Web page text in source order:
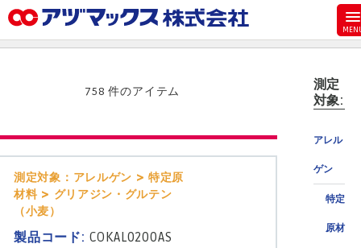
マイページ
主要取扱ブランド
代理店一覧
測定
対象:
アレル
ゲン
特定
原材
758 件のアイテム
測定対象：アレルゲン > 特定原
材料 > グリアジン・グルテン
（小麦）
製品コード: COKAL0200AS